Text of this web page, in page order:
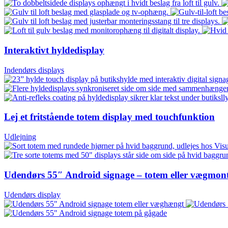
Interaktivt hyldedisplay
Indendørs displays
Lej et fritstående totem display med touchfunktion
Udlejning
Udendørs 55″ Android signage – totem eller
Udendørs display